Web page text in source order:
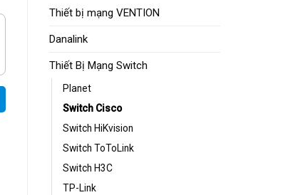
Thiết bị mạng VENTION
Danalink
Thiết Bị Mạng Switch
Planet
Switch Cisco
Switch HiKvision
Switch ToToLink
Switch H3C
TP-Link